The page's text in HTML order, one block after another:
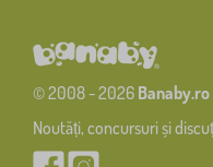
© 2008 - 2026 Banaby.ro
Noutăți, concursuri și